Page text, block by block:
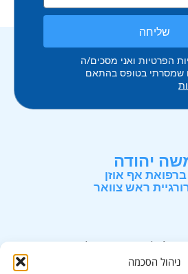
ניהול הסכמה
הפרטיות ואני מסכים/ה
שמסרתי בטופס בהתאם
שליחה
יהודה
אף אוזן
ראש צוואר